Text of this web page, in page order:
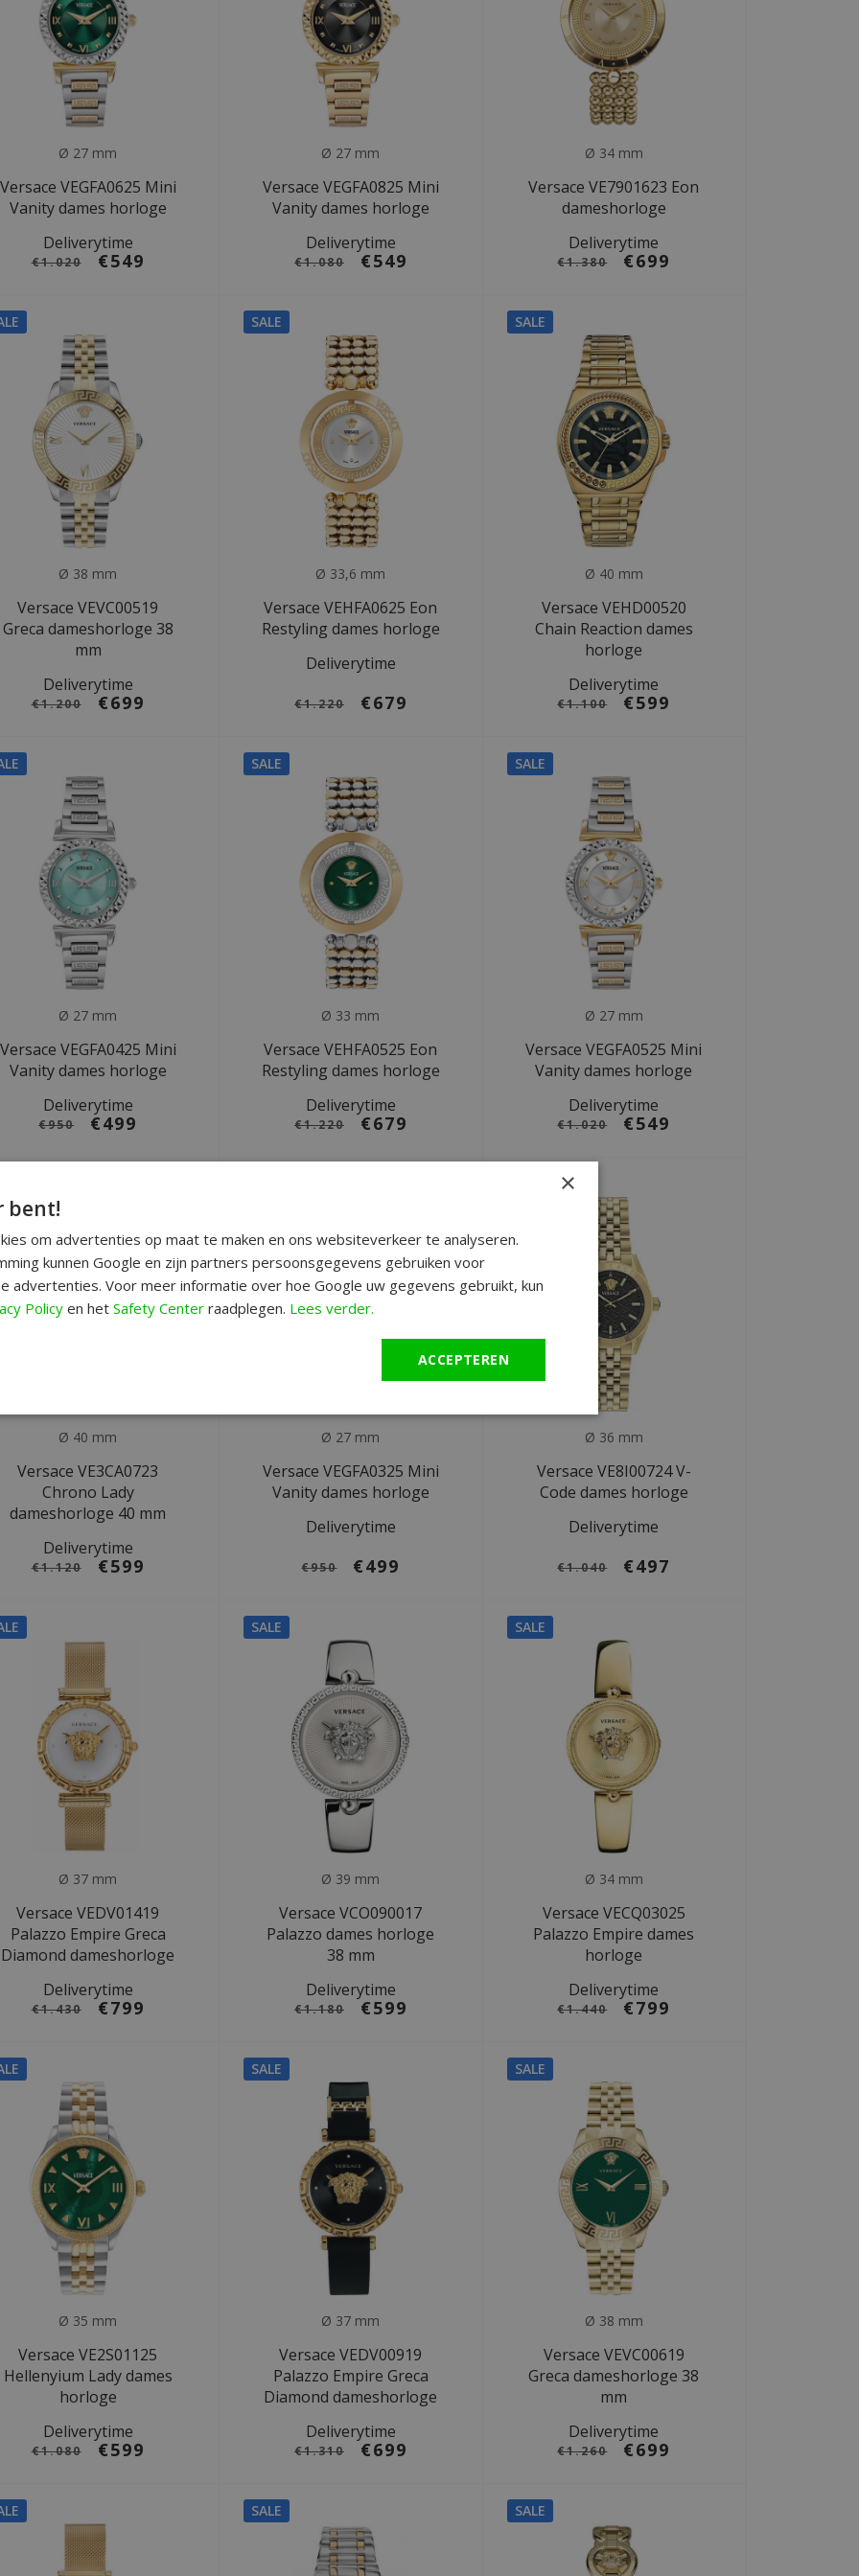
Ø 27 mm
Versace VEGFA0625 Mini
Vanity dames horloge
Deliverytime
€1.020 €549
Ø 27 mm
Versace VEGFA0825 Mini
Vanity dames horloge
Deliverytime
€1.080 €549
Ø 34 mm
Versace VE7901623 Eon
dameshorloge
Deliverytime
€1.380 €699
Ø 38 mm
Versace VEVC00519
Greca dameshorloge 38
mm
Deliverytime
€1.200 €699
SALE
Ø 33,6 mm
Versace VEHFA0625 Eon
Restyling dames horloge
Deliverytime
€1.220 €679
SALE
Ø 40 mm
Versace VEHD00520
Chain Reaction dames
horloge
Deliverytime
€1.100 €599
Ø 27 mm
Versace VEGFA0425 Mini
Vanity dames horloge
Deliverytime
€950 €499
SALE
Ø 33 mm
Versace VEHFA0525 Eon
Restyling dames horloge
Deliverytime
€1.220 €679
SALE
Ø 27 mm
Versace VEGFA0525 Mini
Vanity dames horloge
Deliverytime
€1.020 €549
Ø 40 mm
Versace VE3CA0723
Chrono Lady
dameshorloge 40 mm
Deliverytime
€1.120 €599
Ø 27 mm
Versace VEGFA0325 Mini
Vanity dames horloge
Deliverytime
€950 €499
Ø 36 mm
Versace VE8I00724 V-
Code dames horloge
Deliverytime
€1.040 €497
Ø 37 mm
Versace VEDV01419
Palazzo Empire Greca
Diamond dameshorloge
Deliverytime
€1.430 €799
SALE
Ø 39 mm
Versace VCO090017
Palazzo dames horloge
38 mm
Deliverytime
€1.180 €599
SALE
Ø 34 mm
Versace VECQ03025
Palazzo Empire dames
horloge
Deliverytime
€1.440 €799
Ø 35 mm
Versace VE2S01125
Hellenyium Lady dames
horloge
Deliverytime
€1.080 €599
SALE
Ø 37 mm
Versace VEDV00919
Palazzo Empire Greca
Diamond dameshorloge
Deliverytime
€1.310 €699
SALE
Ø 38 mm
Versace VEVC00619
Greca dameshorloge 38
mm
Deliverytime
€1.260 €699
SALE SALE
×
bent!
om advertenties op maat te maken en ons websiteverkeer te analyseren.
kunnen Google en zijn partners persoonsgegevens gebruiken voor
advertenties. Voor meer informatie over hoe Google uw gegevens gebruikt, kun
Policy en het Safety Center raadplegen. Lees verder.
ACCEPTEREN